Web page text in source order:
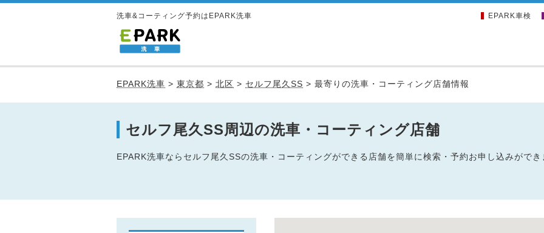
洗車&コーティング予約はEPARK洗車 EPARK車検
EPARK洗車 > 東京都 > 北区 > セルフ尾久SS > 最寄りの洗車・コーティング店舗情報
セルフ尾久SS周辺の洗車・コーティング店舗
EPARK洗車ならセルフ尾久SSの洗車・コーティングができる店舗を簡単に検索・予約お申し込みができ